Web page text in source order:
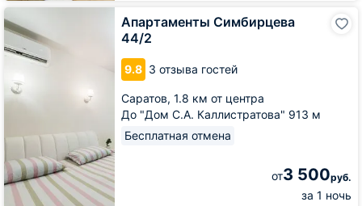
Апартаменты Симбирцева
44/2
9.8 3 отзыва гостей
Саратов, 1.8 км от центра
До "Дом С.А. Каллистратова" 913 м
Бесплатная отмена
от3 500руб.
за 1 ночь
Апартаменты
Симбирцева
44/2